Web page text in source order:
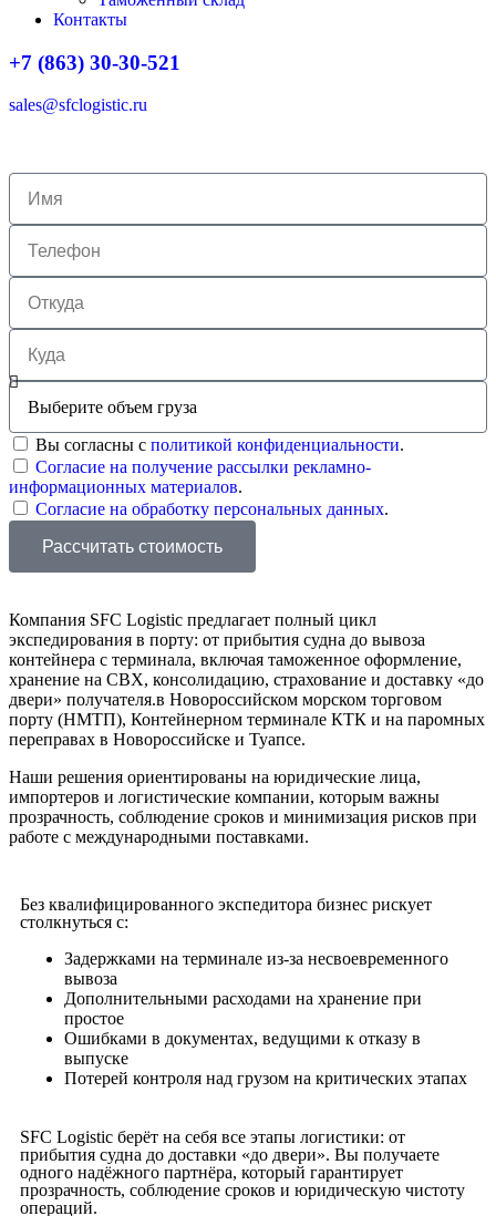
Контакты
+7 (863) 30-30-521
sales@sfclogistic.ru
Вы согласны с политикой конфиденциальности.
Согласие на получение рассылки рекламно-
информационных материалов.
Согласие на обработку персональных данных.
Рассчитать стоимость
Компания SFC Logistic предлагает полный цикл
экспедирования в порту: от прибытия судна до вывоза
контейнера с терминала, включая таможенное оформление,
хранение на СВХ, консолидацию, страхование и доставку «до
двери» получателя.в Новороссийском морском торговом
порту (НМТП), Контейнерном терминале КТК и на паромных
переправах в Новороссийске и Туапсе.
Наши решения ориентированы на юридические лица,
импортеров и логистические компании, которым важны
прозрачность, соблюдение сроков и минимизация рисков при
работе с международными поставками.
Без квалифицированного экспедитора бизнес рискует
столкнуться с:
Задержками на терминале из-за несвоевременного
вывоза
Дополнительными расходами на хранение при
простое
Ошибками в документах, ведущими к отказу в
выпуске
Потерей контроля над грузом на критических этапах
SFC Logistic берёт на себя все этапы логистики: от
прибытия судна до доставки «до двери». Вы получаете
одного надёжного партнёра, который гарантирует
прозрачность, соблюдение сроков и юридическую чистоту
операций.